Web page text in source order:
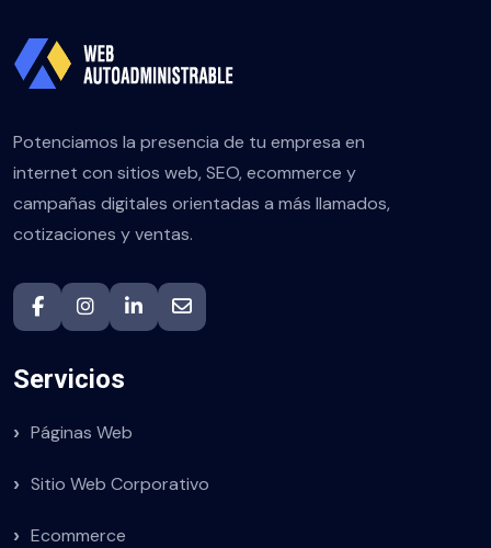
Potenciamos la presencia de tu empresa en
internet con sitios web, SEO, ecommerce y
campañas digitales orientadas a más llamados,
cotizaciones y ventas.
Servicios
Páginas Web
Sitio Web Corporativo
Ecommerce